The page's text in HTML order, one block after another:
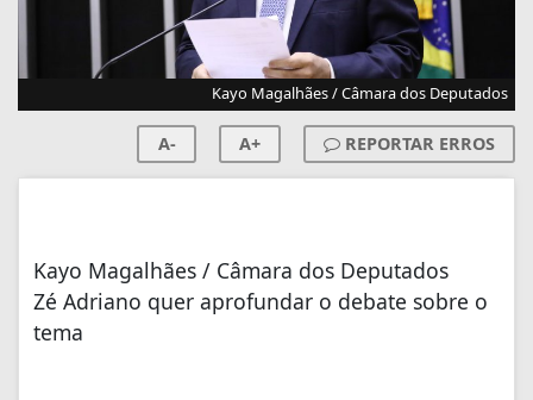
Kayo Magalhães / Câmara dos Deputados
A- A+ REPORTAR ERROS
Kayo Magalhães / Câmara dos Deputados
Zé Adriano quer aprofundar o debate sobre o
tema